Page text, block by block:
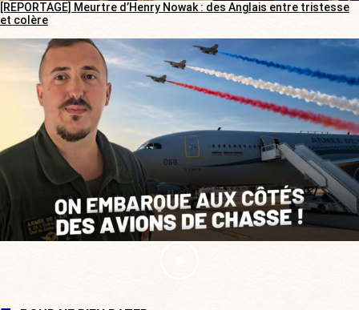
[REPORTAGE] Meurtre d’Henry Nowak : des Anglais entre tristesse
et colère